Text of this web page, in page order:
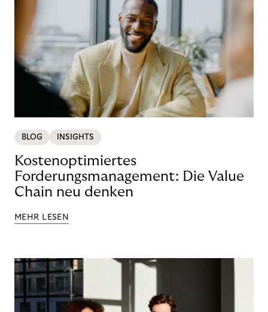
BLOG INSIGHTS
Kostenoptimiertes
Forderungsmanagement: Die Value
Chain neu denken
MEHR LESEN